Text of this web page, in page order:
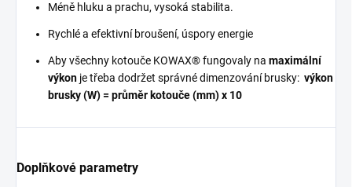
Méně hluku a prachu, vysoká stabilita.
Rychlé a efektivní broušení, úspory energie
Aby všechny kotouče KOWAX® fungovaly na maximální
výkon je třeba dodržet správné dimenzování brusky: výkon
brusky (W) = průměr kotouče (mm) x 10
Doplňkové parametry